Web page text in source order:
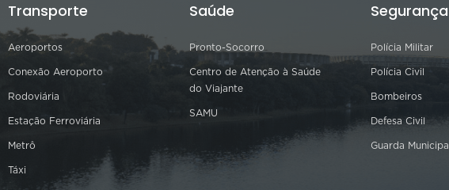
Transporte
Aeroportos
Conexão Aeroporto
Rodoviária
Estação Ferroviária
Metrô
Táxi
Saúde
Pronto-Socorro
Centro de Atenção à Saúde
do Viajante
SAMU
Segurança
Polícia Militar
Polícia Civil
Bombeiros
Defesa Civil
Guarda Municipal